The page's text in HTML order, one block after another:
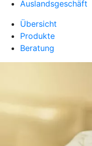
Auslandsgeschäft
Übersicht
Produkte
Beratung